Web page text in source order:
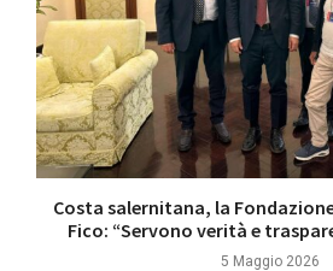
Costa salernitana, la
Fico: “Servono verità e
5 Maggio 2026